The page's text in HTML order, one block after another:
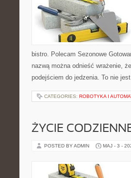
bistro. Polecam Sezonowe
nazwą można odnieść wrażenie,
podejściem do jedzenia. To nie
CATEGORIES: ROBOTYKA I
ŻYCIE
POSTED BY ADMIN MAJ - 3 -